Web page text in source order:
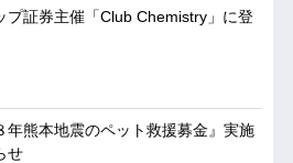
プ証券主催「Club Chemistry」に登
年熊本地震のペット救援募金』実施
せ